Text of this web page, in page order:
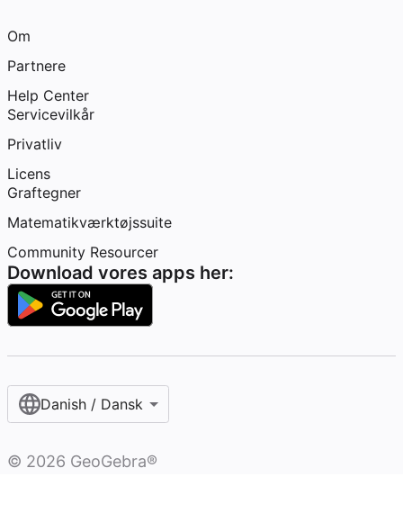
Om
Partnere
Help Center
Servicevilkår
Privatliv
Licens
Graftegner
Matematikværktøjssuite
Community Resourcer
Download vores apps her:
Danish / Dansk‎
© 2026 GeoGebra®